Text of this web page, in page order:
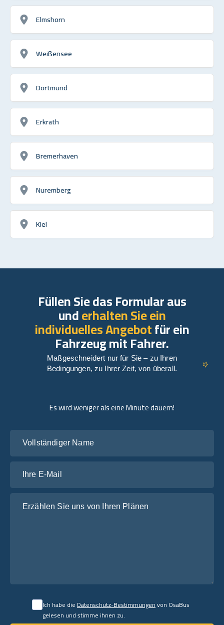
Elmshorn
Weißensee
Dortmund
Erkrath
Bremerhaven
Nuremberg
Kiel
Es wird weniger als eine Minute dauern!
Ich habe dieDatenschutz-Bestimmungenvon OsaBus
gelesen und stimme ihnen zu.
Füllen Sie das Formular aus
underhalten Sie ein
individuelles Angebotfür ein
Fahrzeug mit Fahrer.
Maßgeschneidert nur für Sie – zu Ihren
Bedingungen, zu Ihrer Zeit, von überall.